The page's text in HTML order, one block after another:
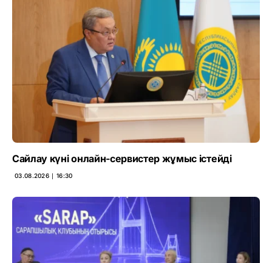
Сайлау күні онлайн-сервистер жұмыс істейді
03.08.2026 ∣ 16:30